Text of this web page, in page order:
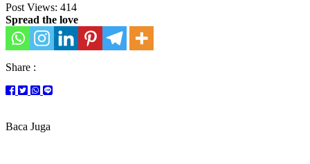
Post Views: 414
Spread the love
Share :
Baca Juga